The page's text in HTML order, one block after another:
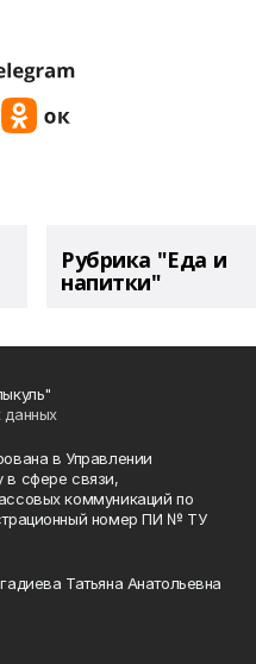
Рубрика "Еда и
напитки"
данных
в Управлении
в сфере связи,
коммуникаций по
номер ПИ № ТУ
Татьяна Анатольевна